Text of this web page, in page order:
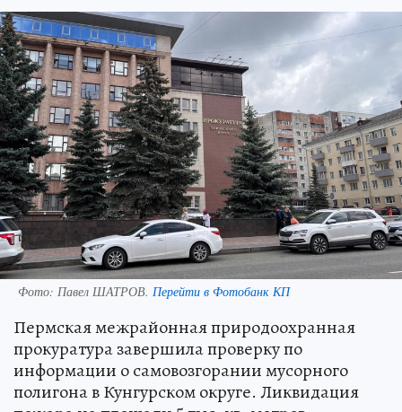
Фото: Павел ШАТРОВ. Перейти в Фотобанк КП
Пермская межрайонная природоохранная
прокуратура завершила проверку по
информации о самовозгорании мусорного
полигона в Кунгурском округе. Ликвидация